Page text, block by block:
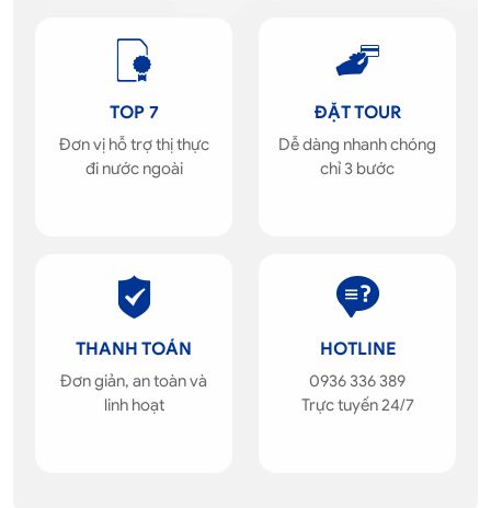
TOP 7
Đơn vị hỗ trợ thị thực
đi nước ngoài
ĐẶT TOUR
Dễ dàng nhanh chóng
chỉ 3 bước
THANH TOÁN
Đơn giản, an toàn và
linh hoạt
HOTLINE
0936 336 389
Trực tuyến 24/7